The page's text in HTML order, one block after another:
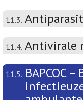
11.3.
11.4. Antivirale
11.5. BAPCOC